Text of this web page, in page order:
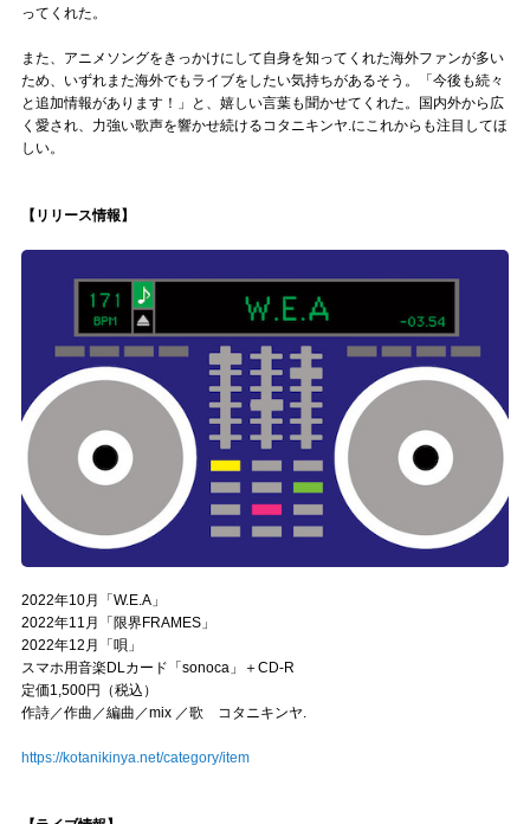
ってくれた。
また、アニメソングをきっかけにして自身を知ってくれた海外ファンが多い
ため、いずれまた海外でもライブをしたい気持ちがあるそう。「今後も続々
と追加情報があります！」と、嬉しい言葉も聞かせてくれた。国内外から広
く愛され、力強い歌声を響かせ続けるコタニキンヤ.にこれからも注目してほ
しい。
【リリース情報】
2022年10月「W.E.A」
2022年11月「限界FRAMES」
2022年12月「唄」
スマホ用音楽DLカード「sonoca」＋CD-R
定価1,500円（税込）
作詩／作曲／編曲／mix ／歌 コタニキンヤ.
https://kotanikinya.net/category/item